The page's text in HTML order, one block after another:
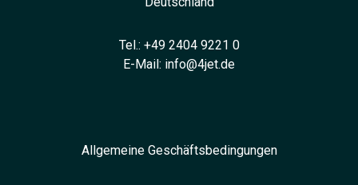
Tel.: +49 2404 9221 0
E-Mail: info@4jet.de
Allgemeine Geschäftsbedingungen